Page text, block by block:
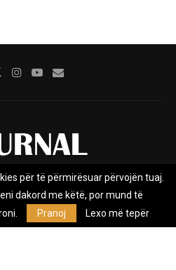
Marketing
Kontakt
Policy
e pavarur, e themeluar në vitin
për të përmirësuar përvojën tuaj.
dakord me këtë, por mund të
Pranoj Lexo më tepër